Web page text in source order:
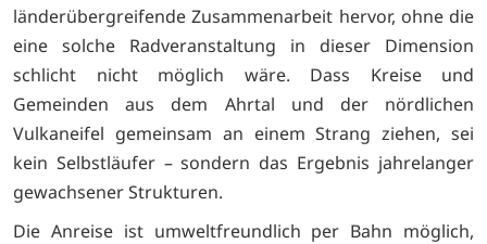
länderübergreifende Zusammenarbeit hervor, ohne die
eine solche Radveranstaltung in dieser Dimension
schlicht nicht möglich wäre. Dass Kreise und
Gemeinden aus dem Ahrtal und der nördlichen
Vulkaneifel gemeinsam an einem Strang ziehen, sei
kein Selbstläufer – sondern das Ergebnis jahrelanger
gewachsener Strukturen.
Die Anreise ist umweltfreundlich per Bahn möglich,